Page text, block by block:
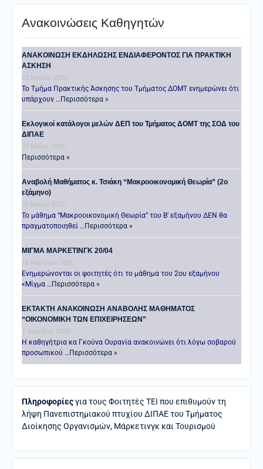
Ανακοινώσεις Καθηγητών
ANAKOINΩΣΗ ΕΚΔΗΛΩΣΗΣ ΕΝΔΙΑΦΕΡΟΝΤΟΣ ΓΙΑ ΠΡΑΚΤΙΚΗ
ΑΣΚΗΣΗ
22 Ιουνίου 2026
Το Τμήμα Πρακτικής Άσκησης του Τμήματος ΔΟΜΤ ενημερώνει ότι
υπάρχουν …Περισσότερα »
Εκλογικοί κατάλογοι μελών ΔΕΠ του Τμήματος ΔΟΜΤ της ΣΟΔ του
ΔΙΠΑΕ
22 Μαΐου 2026
Περισσότερα »
Αναβολή Μαθήματος κ. Τσιάκη “Μακροοικονομική Θεωρία” (2ο
εξάμηνο)
20 Μαΐου 2026
Το μάθημα “Μακροοικονομική Θεωρία” του Β’ εξαμήνου ΔΕΝ θα
πραγματοποιηθεί …Περισσότερα »
ΜΙΓΜΑ ΜΑΡΚΕΤΙΝΓΚ 20/04
18 Απριλίου 2026
Ενημερώνονται οι φοιτητές ότι το μάθημα του 2ου εξαμήνου
«Μίγμα …Περισσότερα »
ΕΚΤΑΚΤΗ ΑΝΑΚΟΙΝΩΣΗ ΑΝΑΒΟΛΗΣ ΜΑΘΗΜΑΤΟΣ
“ΟΙΚΟΝΟΜΙΚΗ ΤΩΝ ΕΠΙΧΕΙΡΗΣΕΩΝ”
1 Απριλίου 2026
Η καθηγήτρια κα Γκούνα Ουρανία ανακοινώνει ότι λόγω σοβαρού
προσωπικού …Περισσότερα »
Πληροφορίεςγια τους Φοιτητές ΤΕΙ που επιθυμούν τη
λήψη Πανεπιστημιακού πτυχίου ΔΙΠΑΕ του Τμήματος
Διοίκησης Οργανισμών, Μάρκετινγκ και Τουρισμού